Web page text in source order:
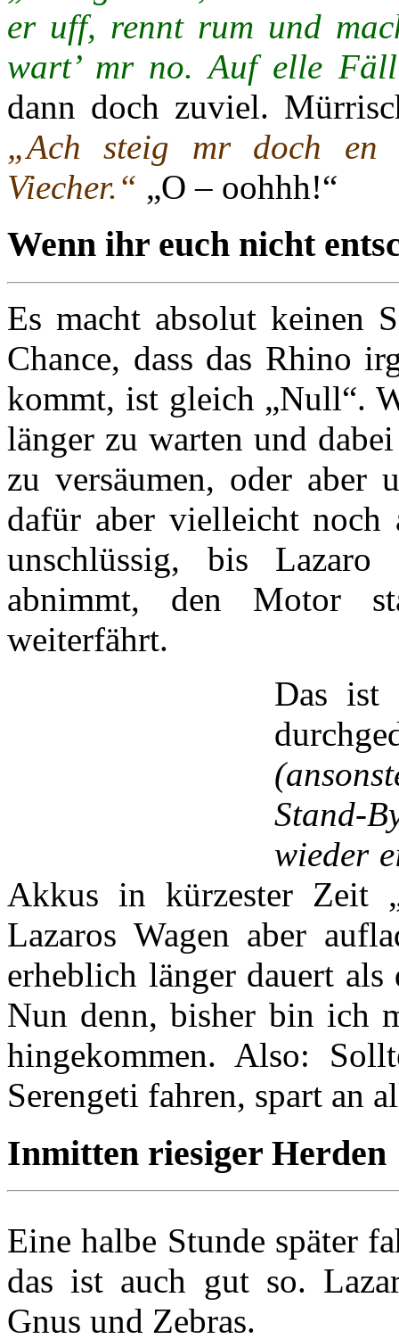
er uff, rennt rum und
wart’ mr no. Auf elle
dann doch zuviel.
„Ach steig mr doch en
Viecher.“ „O – oohhh!“
Wenn ihr euch nicht
Es macht absolut keinen
Chance, dass das Rhino
kommt, ist gleich „Null“.
länger zu warten und
zu versäumen, oder aber
dafür aber vielleicht noch
unschlüssig, bis
abnimmt, den Motor
weiterfährt.
Das ist
Stand-
wieder
Akkus in kürzester Zeit
Lazaros Wagen aber
erheblich länger dauert
Nun denn, bisher bin ich
hingekommen. Also:
Serengeti fahren, spart an
Inmitten riesiger Herden
Eine halbe Stunde später
das ist auch gut so.
Gnus und Zebras.